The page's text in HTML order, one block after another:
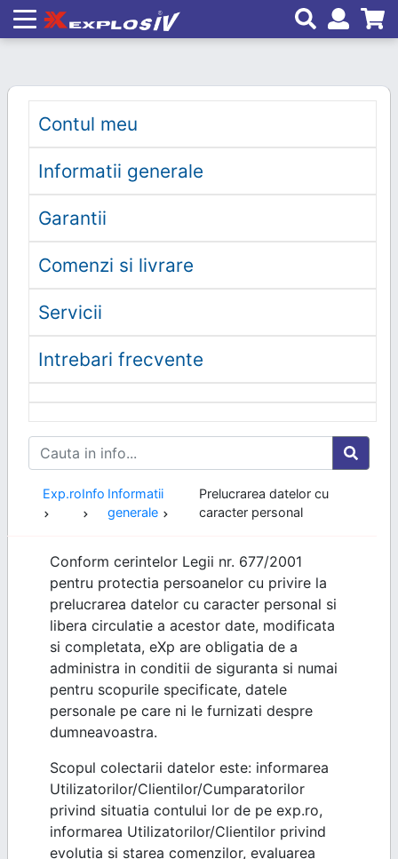
Contul meu
Informatii generale
Garantii
Comenzi si livrare
Servicii
Intrebari frecvente
Exp.roInfo Informatii
generale
Prelucrarea datelor cu
caracter personal
Conform cerintelor Legii nr. 677/2001
pentru protectia persoanelor cu privire la
prelucrarea datelor cu caracter personal si
libera circulatie a acestor date, modificata
si completata, eXp are obligatia de a
administra in conditii de siguranta si numai
pentru scopurile specificate, datele
personale pe care ni le furnizati despre
dumneavoastra.
Scopul colectarii datelor este: informarea
Utilizatorilor/Clientilor/Cumparatorilor
privind situatia contului lor de pe exp.ro,
informarea Utilizatorilor/Clientilor privind
evolutia si starea comenzilor, evaluarea